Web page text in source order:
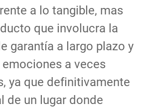
a lo tangible, mas
que involucra la
garantía a largo plazo y
a veces
ya que definitivamente
de un lugar donde